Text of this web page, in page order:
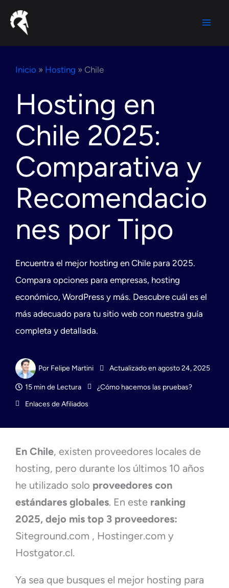
Inicio » Hosting » Chile
Hosting en
Chile 2025:
Comparativa y
Recomendacio
nes por Tipo
Encuentra el mejor hosting en Chile para 2025.
Compara opciones para empresas, hosting
económico, WordPress y más. Descubre cuál es el
más adecuado para tu sitio web con nuestra guía
completa y detallada.
Por Felipe Martini Actualizado en agosto 24, 2025
15 min de Lectura
¿Cómo hacemos las pruebas?
Enlaces de Afiliados
En Chile, existen proveedores locales de
hosting, pero durante los últimos 10 años
he utilizado solo proveedores con
estándares globales. En este ranking
2025, dejo mis top 3 proveedores:
Siteground.com , Hostinger.com y
Hostgator.cl.
Ya sea que busques el mejor hosting para